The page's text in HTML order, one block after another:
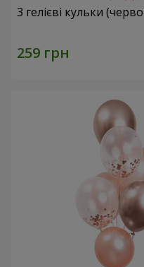
3 гелієві кульки